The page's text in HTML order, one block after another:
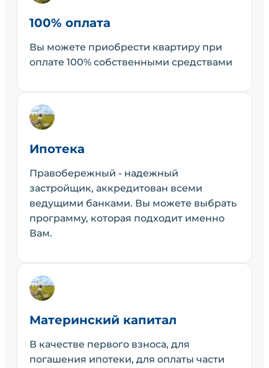
100% оплата
Вы можете приобрести квартиру при
оплате 100% собственными средствами
Ипотека
Правобережный - надежный
застройщик, аккредитован всеми
ведущими банками. Вы можете выбрать
программу, которая подходит именно
Вам.
Материнский капитал
В качестве первого взноса, для
погашения ипотеки, для оплаты части